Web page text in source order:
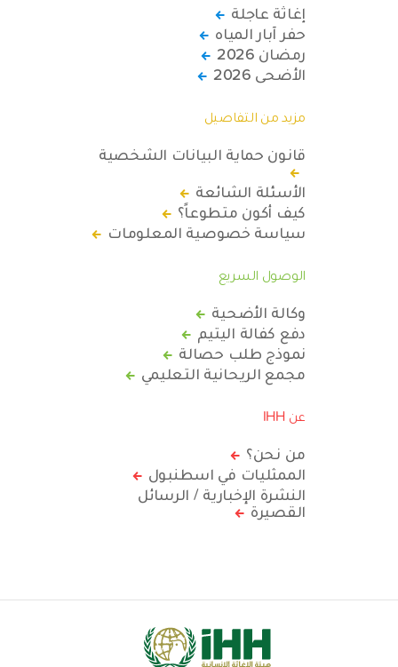
إغاثة عاجلة
حفر آبار المياه
رمضان 2026
الأضحى 2026
مزيد من التفاصيل
قانون حماية البيانات الشخصية
الأسئلة الشائعة
كيف أكون متطوعاً؟
سياسة خصوصية المعلومات
الوصول السريع
وكالة الأضحية
دفع كفالة اليتيم
نموذج طلب حصالة
مجمع الريحانية التعليمي
عن IHH
من نحن؟
الممثليات في اسطنبول
النشرة الإخبارية / الرسائل
القصيرة